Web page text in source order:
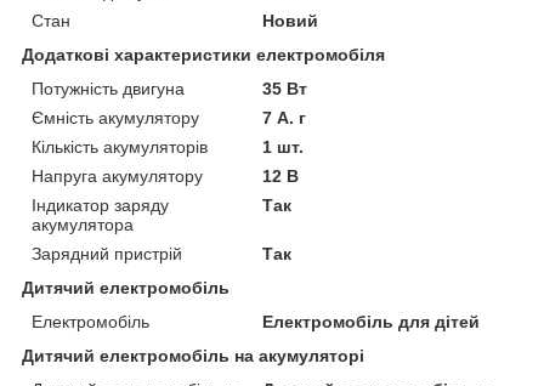
Стан
Новий
Додаткові характеристики електромобіля
Потужність двигуна
35 Вт
Ємність акумулятору
7 А. г
Кількість акумуляторів
1 шт.
Напруга акумулятору
12 В
Індикатор заряду
акумулятора
Так
Зарядний пристрій
Так
Дитячий електромобіль
Електромобіль
Електромобіль для дітей
Дитячий електромобіль на акумуляторі